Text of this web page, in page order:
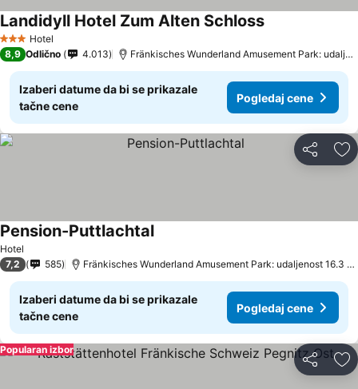
3 Zvezdice
Hotel
Landidyll Hotel Zum Alten Schloss
8,9 Odlično 4.013 Fränkisches Wunderland Amusement Park: udaljenost 13.3 km
Izaberi datume da bi se prikazale
tačne cene
Pogledaj cene
Deli
Hotel
Pension-Puttlachtal
7,2 585 Fränkisches Wunderland Amusement Park: udaljenost 16.3 km
Izaberi datume da bi se prikazale
tačne cene
Pogledaj cene
Deli
Popularan izbor